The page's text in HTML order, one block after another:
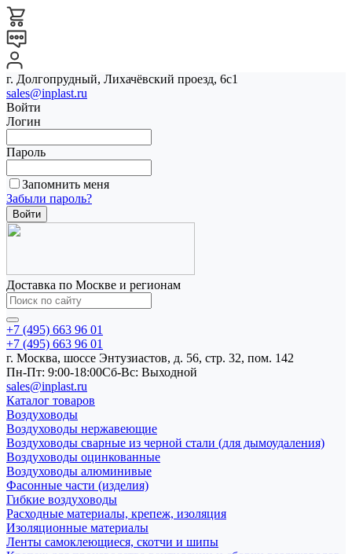
г. Долгопрудный, Лихачёвский проезд, 6с1
sales@inplast.ru
Войти
Логин
Пароль
Запомнить меня
Забыли пароль?
Доставка по Москве и регионам
+7 (495) 663 96 01
+7 (495) 663 96 01
г. Москва, шоссе Энтузиастов, д. 56, стр. 32, пом. 142
Пн-Пт: 9:00-18:00Cб-Вс: Выходной
sales@inplast.ru
Каталог товаров
Воздуховоды
Воздуховоды нержавеющие
Воздуховоды сварные из черной стали (для дымоудаления)
Воздуховоды оцинкованные
Воздуховоды алюминивые
Фасонные части (изделия)
Гибкие воздуховоды
Расходные материалы, крепеж, изоляция
Изоляционные материалы
Ленты самоклеющиеся, скотчи и шипы